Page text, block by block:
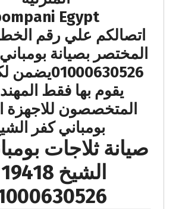
Egypt
اتصالكم علي رقم
يقوم بها فقط
المتخصصون للاجهزة
بومباني كفر
صيانة ثلاجات